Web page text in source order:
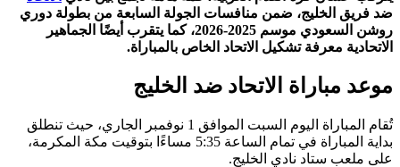
الخليج، ضمن منافسات الجولة السابعة من بطولة دوري
روشن السعودي موسم 2025-2026، كما يتقرب أيضًا الجماهير
معرفة تشكيل الاتحاد الخاص بالمباراة.
مباراة الاتحاد ضد الخليج
تُقام المباراة اليوم السبت الموافق 1 نوفمبر الجاري، حيث تنطلق
بداية المباراة في تمام الساعة 5:35 مساءًا بتوقيت مكة المكرمة،
ستاد نادي الخليج.